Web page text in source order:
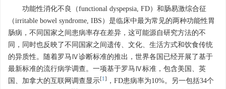
功能性消化不良（functional dyspepsia, FD）和肠易激综合征
（irritable bowel syndrome, IBS）是临床中最为常见的两种功能性胃
肠病，不同国家之间患病率存在差异，这可能源自研究方法的不
同，同时也反映了不同国家之间遗传、文化、生活方式和饮食传统
的异质性。随着罗马Ⅳ诊断标准的推出，世界各国已经开展了基于
最新标准的流行病学调查。一项基于罗马Ⅳ标准，包含美国、英
国、加拿大的互联网调查显示[1]
，FD患病率为10%。另一包括34个